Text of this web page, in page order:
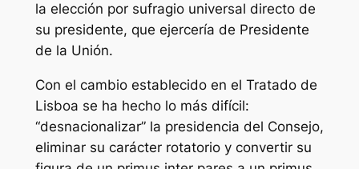
la elección por sufragio universal directo de
su presidente, que ejercería de Presidente
de la Unión.
Con el cambio establecido en el Tratado de
Lisboa se ha hecho lo más difícil:
“desnacionalizar” la presidencia del Consejo,
eliminar su carácter rotatorio y convertir su